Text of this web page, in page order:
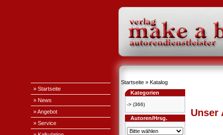
» Startseite
» News
» Angebot
» Service
Startseite » Katalog
Kategorien
-> (366)
Autoren/Hrsg. Unser